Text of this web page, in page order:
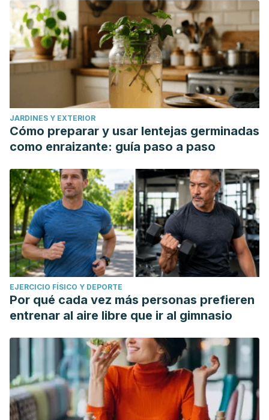
JARDINES Y EXTERIOR
Cómo preparar y usar lentejas germinadas
como enraizante: guía paso a paso
EJERCICIO FÍSICO Y DEPORTE
Por qué cada vez más personas prefieren
entrenar al aire libre que ir al gimnasio